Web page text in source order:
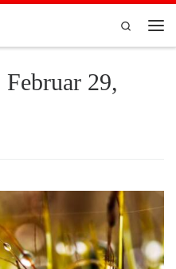
Search
Februar 29,